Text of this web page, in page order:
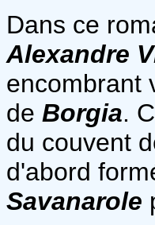
Dans ce
Alexandre
encombrant
de Borgia.
du couvent
d'abord
Savanarole